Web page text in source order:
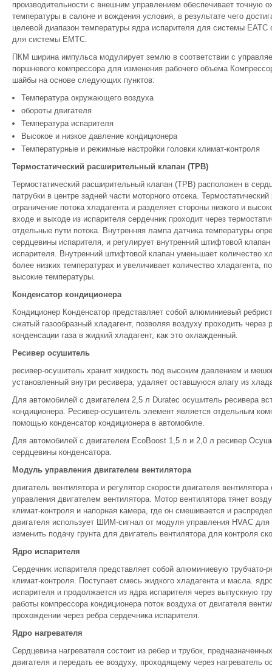
производительности с внешним управлением обеспечивает точную
температуры в салоне и вождения условия, в результате чего
целевой диапазон температуры ядра испарителя для системы EATC
для системы EMTC.
ПКМ ширина импульса модулирует землю в соответствии с
поршневого компрессора для изменения рабочего объема
шайбы на основе следующих пунктов:
Температура окружающего воздуха
обороты двигателя
Температура испарителя
Высокое и низкое давление кондиционера
Температурные и режимные настройки головки климат-контроля
Термостатический расширительный клапан (ТРВ)
Термостатический расширительный клапан (ТРВ) расположен в
патрубки в центре задней части моторного отсека.
ограничение потока хладагента и разделяет стороны низкого и
входе и выходе из испарителя сердечник проходит через
отдельные пути потока. Внутренняя лампа датчика температуры
сердцевины испарителя, и регулирует внутренний штифтовой
испарителя. Внутренний штифтовой клапан уменьшает количество
более низких температурах и увеличивает количество хладагента,
высокие температуры.
Конденсатор кондиционера
Кондиционер Конденсатор представляет собой алюминиевый
сжатый газообразный хладагент, позволяя воздуху проходить через
конденсации газа в жидкий хладагент, как это охлажденный.
Ресивер осушитель
ресивер-осушитель хранит жидкость под высоким давлением и
установленный внутри ресивера, удаляет оставшуюся влагу из
Для автомобилей с двигателем 2,5 л Duratec осушитель ресивера
кондиционера. Ресивер-осушитель элемент является отдельным
помощью конденсатор кондиционера в автомобиле.
Для автомобилей с двигателем EcoBoost 1,5 л и 2,0 л ресивер
сердцевины конденсатора.
Модуль управления двигателем вентилятора
двигатель вентилятора и регулятор скорости двигателя
управления двигателем вентилятора. Мотор вентилятора тянет
климат-контроля и напорная камера, где он смешивается и
двигателя использует ШИМ-сигнал от модуля управления HVAC
изменить подачу грунта для двигатель вентилятора для контроля
Ядро испарителя
Сердечник испарителя представляет собой алюминиевую трубчато-
климат-контроля. Поступает смесь жидкого хладагента и масла.
испарителя и продолжается из ядра испарителя через выпускную
работы компрессора кондиционера поток воздуха от двигателя
прохождении через ребра сердечника испарителя.
Ядро нагревателя
Сердцевина нагревателя состоит из ребер и трубок,
двигателя и передать ее воздуху, проходящему через нагреватель